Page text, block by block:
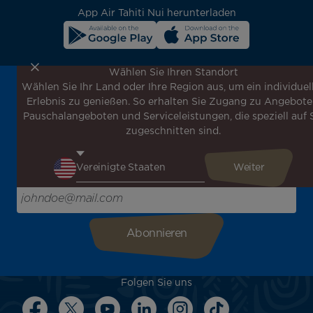
App Air Tahiti Nui herunterladen
Melden Sie sich für unseren Newsletter an, um die
neuesten Nachrichten zu erhalten!
Erhalten Sie unsere verschiedenen Sonderangebote und
Aktionen vor allen anderen, entdecken Sie unsere
inspirieren!
Bitte geben Sie hier Ihre E-Mail-Adresse ein
Folgen Sie uns
Wählen Sie Ihren Standort
Wählen Sie Ihr Land oder Ihre Region aus, um ein
Erlebnis zu genießen. So erhalten Sie Zugang zu
Pauschalangeboten und Serviceleistungen, die speziell auf
zugeschnitten sind.